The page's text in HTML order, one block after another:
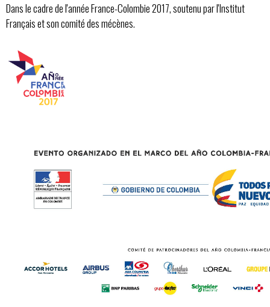
Dans le cadre de l'année France-Colombie 2017, soutenu par l'Institut
Français et son comité des mécènes.